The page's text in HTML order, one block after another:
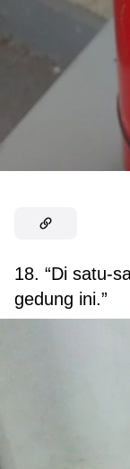
18. “Di satu-
gedung ini.”